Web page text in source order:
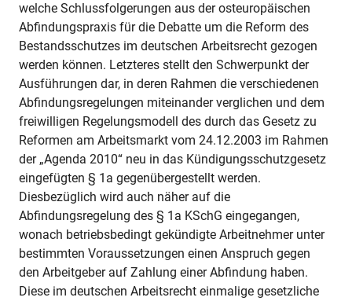
welche Schlussfolgerungen aus der osteuropäischen
Abfindungspraxis für die Debatte um die Reform des
Bestandsschutzes im deutschen Arbeitsrecht gezogen
werden können. Letzteres stellt den Schwerpunkt der
Ausführungen dar, in deren Rahmen die verschiedenen
Abfindungsregelungen miteinander verglichen und dem
freiwilligen Regelungsmodell des durch das Gesetz zu
Reformen am Arbeitsmarkt vom 24.12.2003 im Rahmen
der „Agenda 2010“ neu in das Kündigungsschutzgesetz
eingefügten § 1a gegenübergestellt werden.
Diesbezüglich wird auch näher auf die
Abfindungsregelung des § 1a KSchG eingegangen,
wonach betriebsbedingt gekündigte Arbeitnehmer unter
bestimmten Voraussetzungen einen Anspruch gegen
den Arbeitgeber auf Zahlung einer Abfindung haben.
Diese im deutschen Arbeitsrecht einmalige gesetzliche